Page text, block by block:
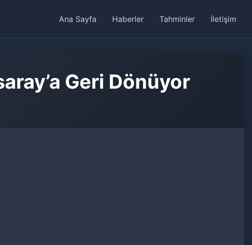
Ana Sayfa Haberler Tahminler İletişim
Geri Dönüyor